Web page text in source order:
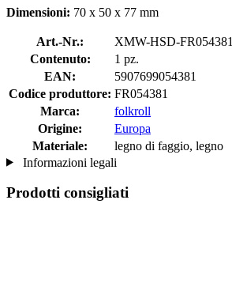
Dimensioni: 70 x 50 x 77 mm
Art.-Nr.:
XMW-HSD-FR054381
Contenuto:
1 pz.
EAN:
5907699054381
Codice produttore: FR054381
Marca:
folkroll
Origine:
Europa
Materiale:
legno di faggio, legno
Informazioni legali
Prodotti consigliati